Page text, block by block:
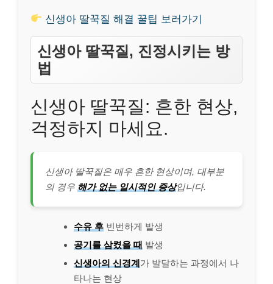
신생아 딸꾹질 해결 꿀팁 보러가기
신생아 딸꾹질, 진정시키는 방
법
신생아 딸꾹질: 흔한 현상,
걱정하지 마세요.
신생아 딸꾹질은 매우 흔한 현상이며, 대부분
의 경우 해가 없는 일시적인 증상입니다.
수유 후 빈번하게 발생
공기를 삼켰을 때 발생
신생아의 신경계가 발달하는 과정에서 나
타나는 현상